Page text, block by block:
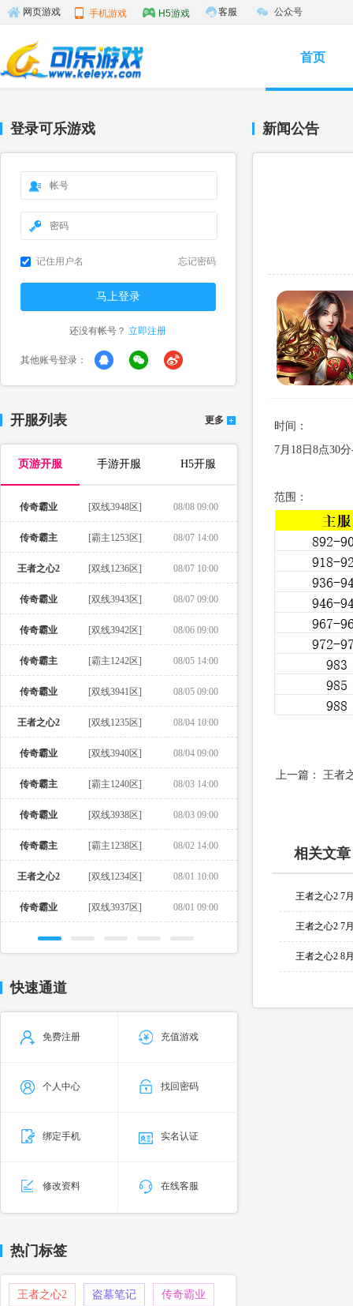
网页游戏 手机游戏 H5游戏 客服 公众号
首页
登录可乐游戏
记住用户名 忘记密码
还没有帐号？ 立即注册
其他账号登录：
开服列表 更多
页游开服 手游开服 H5开服
传奇霸业 [双线3948区] 08/08 09:00
传奇霸主 [霸主1253区] 08/07 14:00
王者之心2 [双线1236区] 08/07 10:00
传奇霸业 [双线3943区] 08/07 09:00
传奇霸业 [双线3942区] 08/06 09:00
传奇霸主 [霸主1242区] 08/05 14:00
传奇霸业 [双线3941区] 08/05 09:00
王者之心2 [双线1235区] 08/04 10:00
传奇霸业 [双线3940区] 08/04 09:00
传奇霸主 [霸主1240区] 08/03 14:00
传奇霸业 [双线3938区] 08/03 09:00
传奇霸主 [霸主1238区] 08/02 14:00
王者之心2 [双线1234区] 08/01 10:00
传奇霸业 [双线3937区] 08/01 09:00
快速通道
免费注册 充值游戏
个人中心 找回密码
绑定手机 实名认证
修改资料 在线客服
热门标签
王者之心2 盗墓笔记 传奇霸业
新闻公告
时间：
7月18日8点30
范围：
上一篇： 王者
相关文章
王者之心2 7
王者之心2 7
王者之心2 8